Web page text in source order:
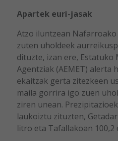
Apartek euri-jasak
Atzo iluntzean Nafarroako
zuten uholdeek
dituzte, izan ere, Estatuko
Agentziak (AEMET) alerta
ekaitzak gerta zitezkeen
maila gorrira igo zuen
ziren unean.
laukoiztu zituzten,
litro eta Tafallakoan